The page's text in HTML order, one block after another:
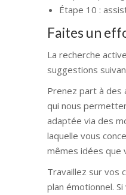
Étape 10 :
Faites un
La recherche
suggestions
Prenez part à des
qui nous
adaptée via des
laquelle vous
mêmes idées que
Travaillez sur vos
plan émotionnel.